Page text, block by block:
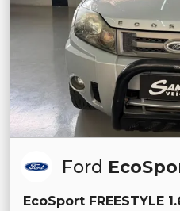
Ford
EcoSport FREESTYLE